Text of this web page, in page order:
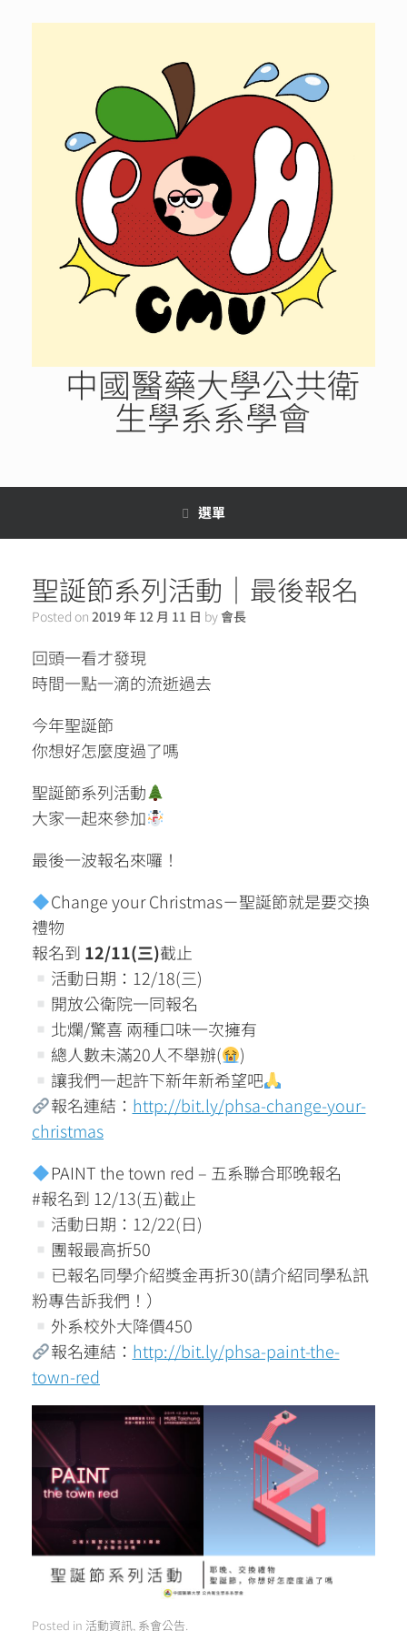
中國醫藥大學公共衛
生學系系學會
選單
聖誕節系列活動｜最後報名
Posted on 2019 年 12 月 11 日 by會長
回頭一看才發現
時間一點一滴的流逝過去
今年聖誕節
你想好怎麼度過了嗎
聖誕節系列活動
大家一起來參加
最後一波報名來囉！
Change your Christmas－聖誕節就是要交換
禮物
報名到 12/11(三)截止
活動日期：12/18(三)
開放公衛院一同報名
北爛/驚喜 兩種口味一次擁有
總人數未滿20人不舉辦(
)
讓我們一起許下新年新希望吧
報名連結： http://bit.ly/phsa-change-your-
christmas
PAINT the town red – 五系聯合耶晚報名
#報名到 12/13(五)截止
活動日期：12/22(日)
團報最高折50
已報名同學介紹獎金再折30(請介紹同學私訊
粉專告訴我們！）
外系校外大降價450
報名連結： http://bit.ly/phsa-paint-the-
town-red
Posted in 活動資訊, 系會公告.